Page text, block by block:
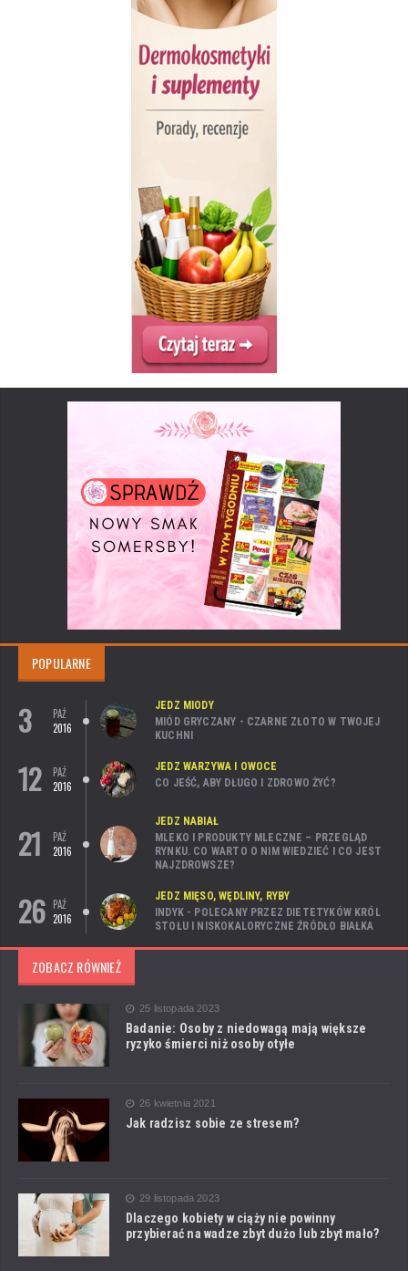
POPULARNE
3
PAŹ
2016
JEDZ MIODY
MIÓD GRYCZANY - CZARNE ZŁOTO W TWOJEJ
KUCHNI
12
PAŹ
2016
JEDZ WARZYWA I OWOCE
CO JEŚĆ, ABY DŁUGO I ZDROWO ŻYĆ?
21
PAŹ
2016
JEDZ NABIAŁ
MLEKO I PRODUKTY MLECZNE – PRZEGLĄD
RYNKU. CO WARTO O NIM WIEDZIEĆ I CO JEST
NAJZDROWSZE?
26 PAŹ
2016
JEDZ MIĘSO, WĘDLINY, RYBY
INDYK - POLECANY PRZEZ DIETETYKÓW KRÓL
STOŁU I NISKOKALORYCZNE ŹRÓDŁO BIAŁKA
ZOBACZ RÓWNIEŻ
25 listopada 2023
Badanie: Osoby z niedowagą mają większe
ryzyko śmierci niż osoby otyłe
26 kwietnia 2021
Jak radzisz sobie ze stresem?
29 listopada 2023
Dlaczego kobiety w ciąży nie powinny
przybierać na wadze zbyt dużo lub zbyt mało?